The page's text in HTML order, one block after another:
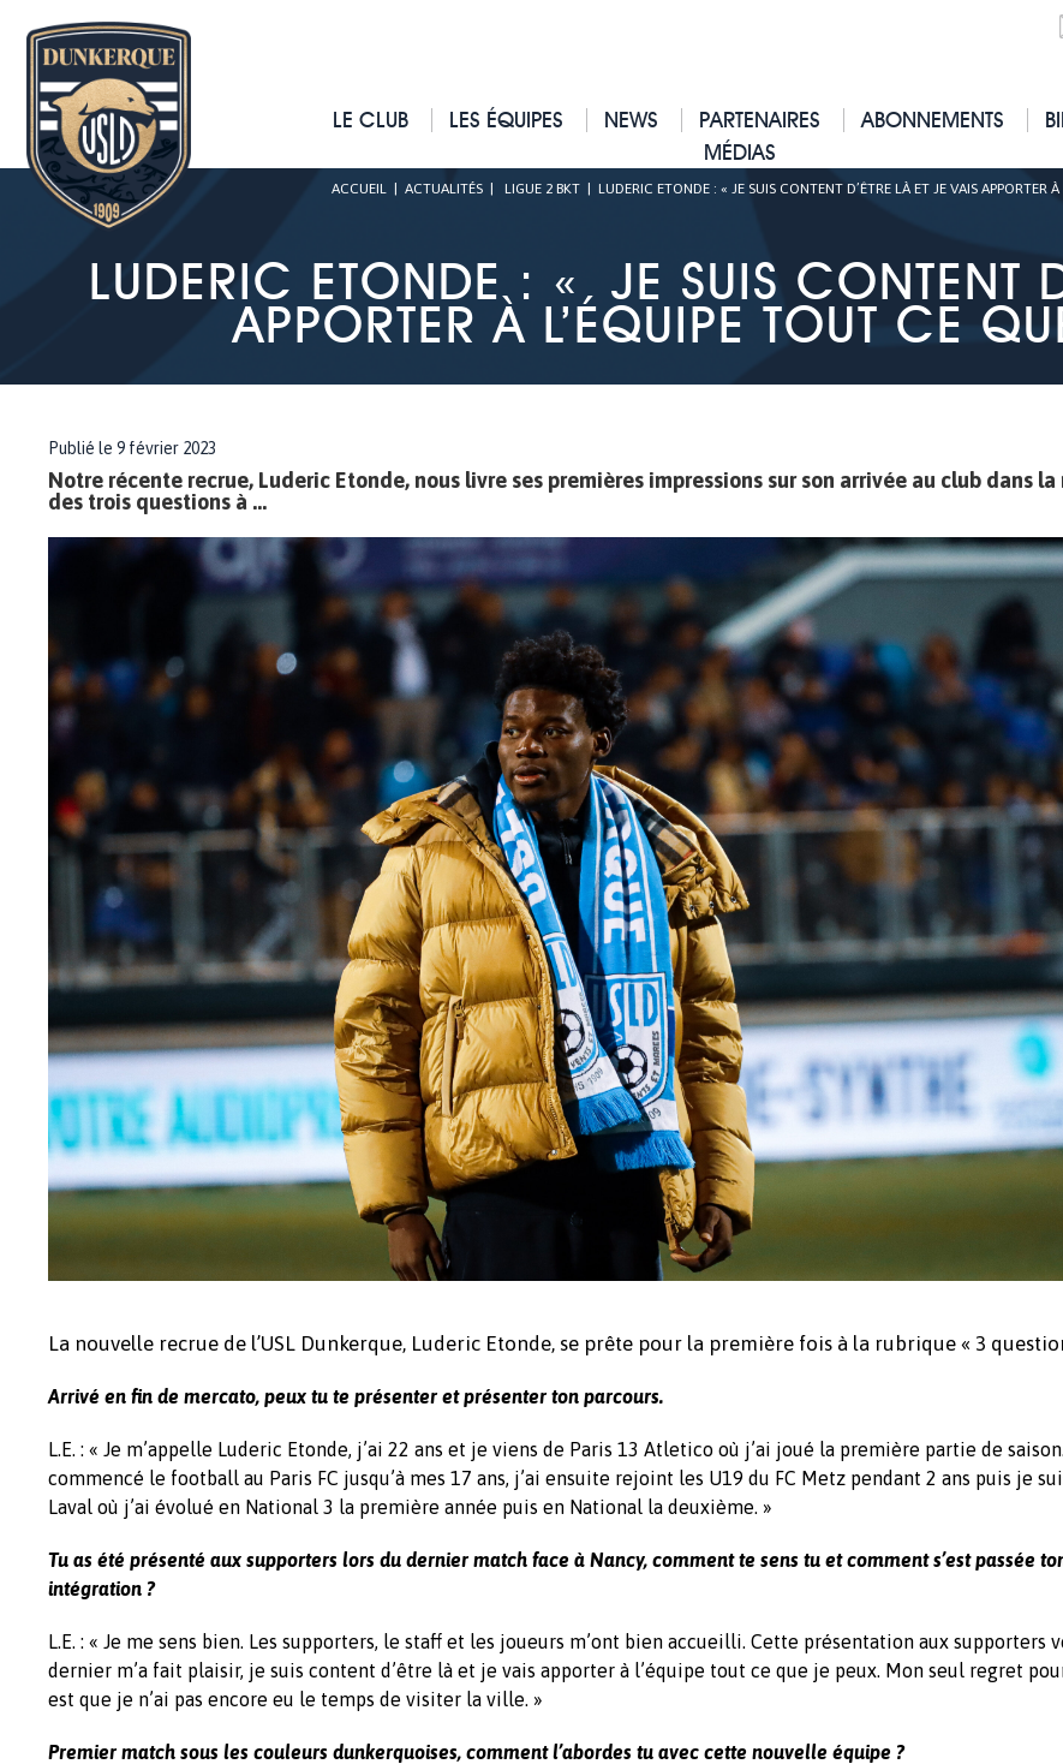
LE CLUB LES ÉQUIPES NEWS PARTENAIRES ABONNEMENTS
MÉDIAS
ACCUEIL ACTUALITÉS LIGUE 2 BKT LUDERIC ETONDE : « JE SUIS CONTENT D’ÊTRE LÀ ET JE VAIS APPORTER
LUDERIC ETONDE : « JE SUIS CONTENT
APPORTER À L’ÉQUIPE TOUT CE
Publié le 9 février 2023
Notre récente recrue, Luderic Etonde, nous livre ses premières impressions sur son arrivée au club dans
des trois questions à ...
La nouvelle recrue de l’USL Dunkerque, Luderic Etonde, se prête pour la première fois à la rubrique « 3
Arrivé en fin de mercato, peux tu te présenter et présenter ton parcours.
L.E. : « Je m’appelle Luderic Etonde, j’ai 22 ans et je viens de Paris 13 Atletico où j’ai joué la première partie de saison.
commencé le football au Paris FC jusqu’à mes 17 ans, j’ai ensuite rejoint les U19 du FC Metz pendant 2 ans puis je
Laval où j’ai évolué en National 3 la première année puis en National la deuxième. »
Tu as été présenté aux supporters lors du dernier match face à Nancy, comment te sens tu et comment s’est passée
intégration ?
L.E. : « Je me sens bien. Les supporters, le staff et les joueurs m’ont bien accueilli. Cette présentation aux supporters
dernier m’a fait plaisir, je suis content d’être là et je vais apporter à l’équipe tout ce que je peux. Mon seul regret
est que je n’ai pas encore eu le temps de visiter la ville. »
Premier match sous les couleurs dunkerquoises, comment l’abordes tu avec cette nouvelle équipe ?